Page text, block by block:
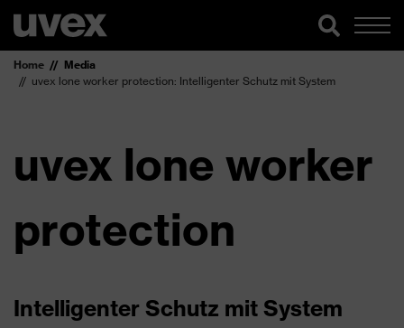
Home
Media
uvex lone worker protection: Intelligenter Schutz mit System
uvex lone worker
protection
Intelligenter Schutz mit System